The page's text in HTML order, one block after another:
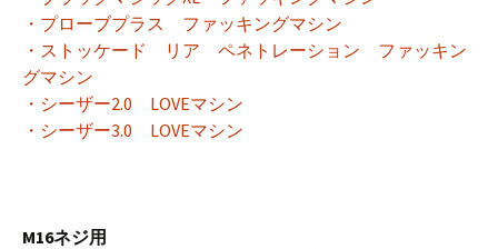
・プローブプラス ファッキングマシン
・ストッケード リア ペネトレーション ファッキン
グマシン
・シーザー2.0 LOVEマシン
・シーザー3.0 LOVEマシン
M16ネジ用